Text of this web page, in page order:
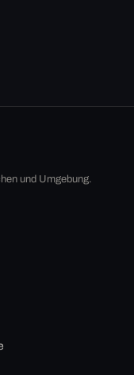
und Umgebung.